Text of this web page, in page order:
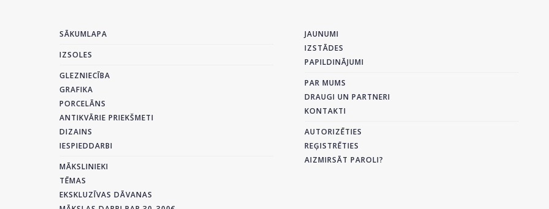
SĀKUMLAPA
IZSOLES
GLEZNIECĪBA
GRAFIKA
PORCELĀNS
ANTIKVĀRIE PRIEKŠMETI
DIZAINS
IESPIEDDARBI
MĀKSLINIEKI
TĒMAS
EKSKLUZĪVAS DĀVANAS
JAUNUMI
IZSTĀDES
PAPILDINĀJUMI
PAR MUMS
DRAUGI UN PARTNERI
KONTAKTI
AUTORIZĒTIES
REĢISTRĒTIES
AIZMIRSĀT PAROLI?